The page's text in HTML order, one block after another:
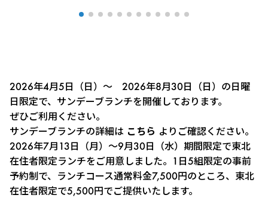
2026年4月5日（日）～ 2026年8月30日（日）の日曜
日限定で、サンデーブランチを開催しております。
ぜひご利用ください。
サンデーブランチの詳細は こちら よりご確認ください。
2026年7月13日（月）～9月30日（水）期間限定で東北
在住者限定ランチをご用意しました。1日5組限定の事前
予約制で、ランチコース通常料金7,500円のところ、東北
在住者限定で5,500円でご提供いたします。